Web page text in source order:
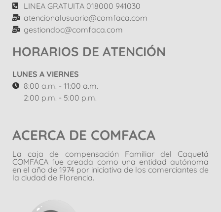
LINEA GRATUITA 018000 941030
atencionalusuario@comfaca.com
gestiondoc@comfaca.com
HORARIOS DE ATENCIÓN
LUNES A VIERNES
8:00 a.m. - 11:00 a.m.
2:00 p.m. - 5:00 p.m.
ACERCA DE COMFACA
La caja de compensación Familiar del Caquetá
COMFACA fue creada como una entidad autónoma
en el año de 1974 por iniciativa de los comerciantes de
la ciudad de Florencia.